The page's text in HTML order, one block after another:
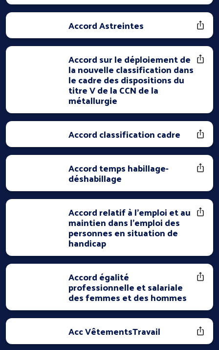
Accord Astreintes
Accord sur le déploiement de
la nouvelle classification dans
le cadre des dispositions du
titre V de la CCN de la
métallurgie
Accord classification cadre
Accord temps habillage-
déshabillage
Accord relatif à l'emploi et au
maintien dans l'emploi des
personnes en situation de
handicap
Accord égalité
professionnelle et salariale
des femmes et des hommes
Acc VêtementsTravail